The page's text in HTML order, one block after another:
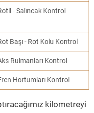
- Salıncak Kontrol
Başı - Rot Kolu Kontrol
Rulmanları Kontrol
Hortumları Kontrol
kilometreyi